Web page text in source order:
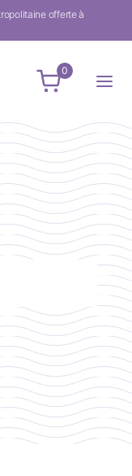
offerte à
0